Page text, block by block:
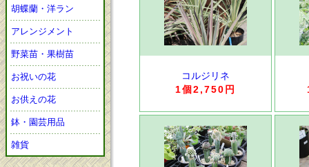
胡蝶蘭・洋ラン
アレンジメント
野菜苗・果樹苗
お祝いの花
お供えの花
鉢・園芸用品
雑貨
コルジリネ
1個2,750円